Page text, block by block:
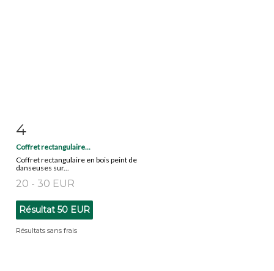
Fiche détaillée
4
Coffret rectangulaire...
Coffret rectangulaire en bois peint de
danseuses sur...
20 - 30 EUR
Résultat 50 EUR
Résultats sans frais